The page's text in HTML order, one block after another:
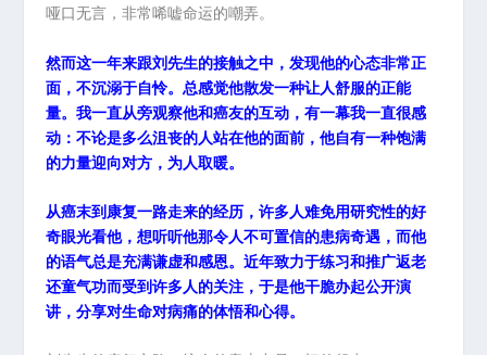
哑口无言，非常唏嘘命运的嘲弄。
然而这一年来跟刘先生的接触之中，发现他的心态非常正
面，不沉溺于自怜。总感觉他散发一种让人舒服的正能
量。我一直从旁观察他和癌友的互动，有一幕我一直很感
动：不论是多么沮丧的人站在他的面前，他自有一种饱满
的力量迎向对方，为人取暖。
从癌末到康复一路走来的经历，许多人难免用研究性的好
奇眼光看他，想听听他那令人不可置信的患病奇遇，而他
的语气总是充满谦虚和感恩。近年致力于练习和推广返老
还童气功而受到许多人的关注，于是他干脆办起公开演
讲，分享对生命对病痛的体悟和心得。